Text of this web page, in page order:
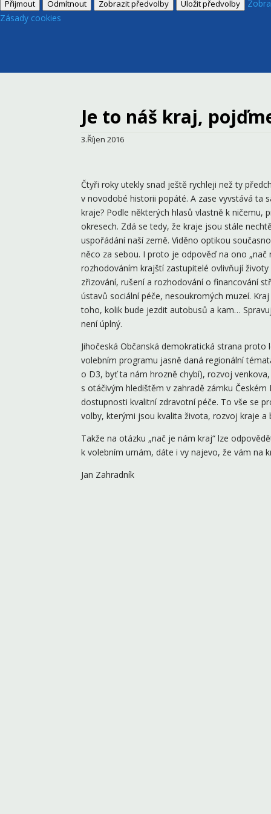
Přijmout Odmítnout Zobrazit předvolby Uložit předvolby
Zásady cookies
Je to náš kraj,
3.Říjen 2016
Čtyři roky utekly snad ještě rychleji než ty
v novodobé historii popáté. A zase vyvstává ta
kraje? Podle některých hlasů vlastně k ničemu,
okresech. Zdá se tedy, že kraje jsou stále
uspořádání naší země. Viděno optikou
něco za sebou. I proto je odpověď na ono
rozhodováním krajští zastupitelé ovlivňují
zřizování, rušení a rozhodování o financování
ústavů sociální péče, nesoukromých muzeí.
toho, kolik bude jezdit autobusů a kam…
není úplný.
Jihočeská Občanská demokratická strana
volebním programu jasně daná regionální
o D3, byť ta nám hrozně chybí), rozvoj
s otáčivým hledištěm v zahradě zámku
dostupnosti kvalitní zdravotní péče. To vše se
volby, kterými jsou kvalita života, rozvoj kraje a
Takže na otázku „nač je nám kraj“ lze
k volebním urnám, dáte i vy najevo, že vám na
Jan Zahradník